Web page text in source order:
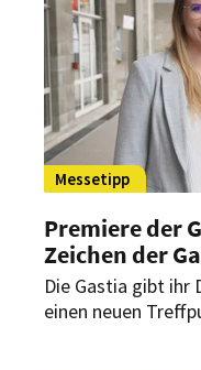
König Ludwig und
dabei. Im
Marc Traubel,
Lingenfelder,
Event haben.
Messetipp
Premiere der
Zeichen der
Die Gastia gibt ihr
einen neuen